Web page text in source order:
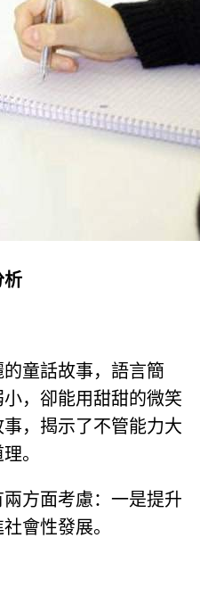
析
的童話故事，語言簡
，卻能用甜甜的微笑
，揭示了不管能力大
。
方面考慮：一是提升
會性發展。